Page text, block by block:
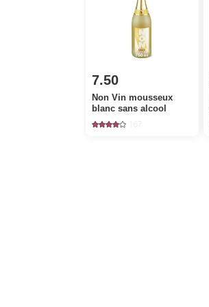
7.50
Non Vin mousseux
blanc sans alcool